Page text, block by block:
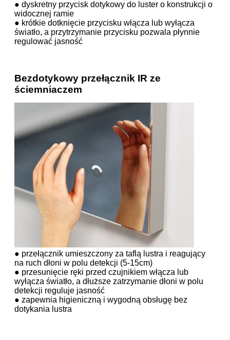
● dyskretny przycisk dotykowy do luster o konstrukcji o
widocznej ramie
● krótkie dotknięcie przycisku włącza lub wyłącza
światło, a przytrzymanie przycisku pozwala płynnie
regulować jasność
Bezdotykowy przełącznik IR ze
ściemniaczem
● przełącznik umieszczony za taflą lustra i reagujący
na ruch dłoni w polu detekcji (5-15cm)
● przesunięcie ręki przed czujnikiem włącza lub
wyłącza światło, a dłuższe zatrzymanie dłoni w polu
detekcji reguluje jasność
● zapewnia higieniczną i wygodną obsługę bez
dotykania lustra